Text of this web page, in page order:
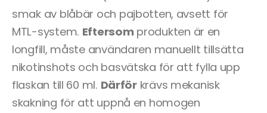
smak av blåbär och pajbotten, avsett för
MTL-system. Eftersomprodukten är en
longfill, måste användaren manuellt tillsätta
nikotinshots och basvätska för att fylla upp
flaskan till 60 ml. Därförkrävs mekanisk
skakning för att uppnå en homogen